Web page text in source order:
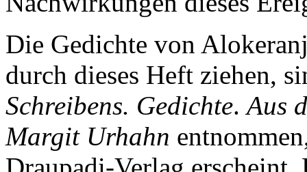
Die Gedichte von
durch dieses Heft ziehen,
Schreibens. Gedichte.Aus
Margit Urhahn